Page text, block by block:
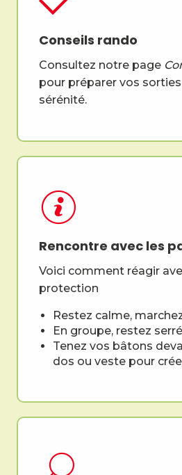
Conseils rando
Consultez notre page
pour préparer vos
sérénité.
Rencontre avec les
Voici comment réagir
protection
Restez calme,
En groupe, restez
Tenez vos bâtons
dos ou veste pour